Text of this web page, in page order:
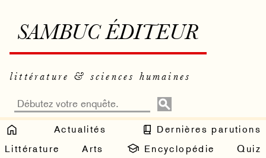
SAMBUC ÉDITEUR
littérature & sciences humaines
Actualités
Dernières parutions
Littérature
Arts Encyclopédie
Quiz